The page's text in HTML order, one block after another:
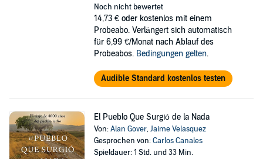
Noch nicht bewertet
14,73 € oder kostenlos mit einem
Probeabo. Verlängert sich automatisch
für 6,99 €/Monat nach Ablauf des
Probeabos. Bedingungen gelten.
Audible Standard kostenlos testen
El Pueblo Que Surgió de la Nada
Von:Alan Gover,Jaime Velasquez
Gesprochen von:Carlos Canales
Spieldauer: 1 Std. und 33 Min.